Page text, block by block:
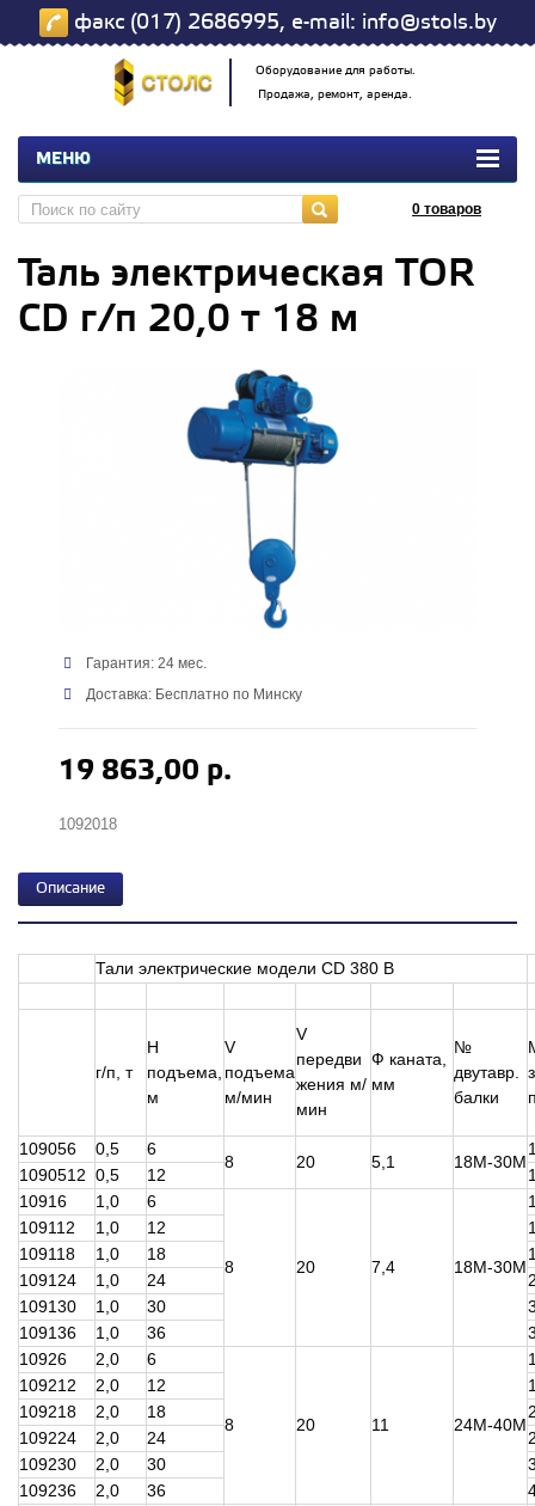
факс (017) 2686995, e-mail: info@stols.by
Оборудование для работы.
Продажа, ремонт, аренда.
МЕНЮ
0 товаров
Таль электрическая TOR
CD г/п 20,0 т 18 м
Гарантия: 24 мес.
Доставка: Бесплатно по Минску
19 863,00 р.
1092018
Описание
Тали электрические модели CD 380 В
г/п, т
H
подъема,
м
V
подъема
м/мин
V
передви
жения м/
мин
Ф каната,
мм
№
двутавр.
балки
109056 0,5 6
8 20 5,1 18М-30М
1090512 0,5 12
10916
1,0 6
8 20 7,4 18М-30М
109112
1,0 12
109118
1,0 18
109124
1,0 24
109130
1,0 30
109136
1,0 36
10926
2,0 6
8 20 11 24М-40М
109212
2,0 12
109218
2,0 18
109224
2,0 24
109230
2,0 30
109236
2,0 36